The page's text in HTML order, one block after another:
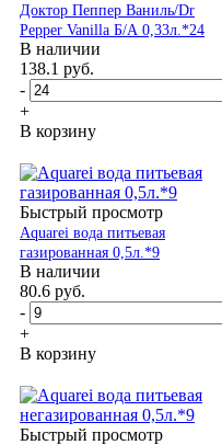
Доктор Пеппер Ваниль/Dr
Pepper Vanilla Б/А 0,33л.*24
В наличии
138.1 руб.
-
+
В корзину
Быстрый просмотр
Aquarei вода питьевая
газированная 0,5л.*9
В наличии
80.6 руб.
-
+
В корзину
Быстрый просмотр